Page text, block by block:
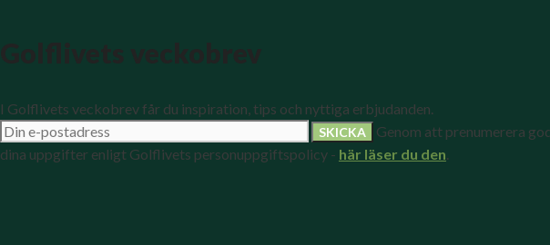
I Golflivets veckobrev får du inspiration, tips och nyttiga erbjudanden.
Genom att prenumerera
dina uppgifter enligt Golflivets personuppgiftspolicy - här läser du den.